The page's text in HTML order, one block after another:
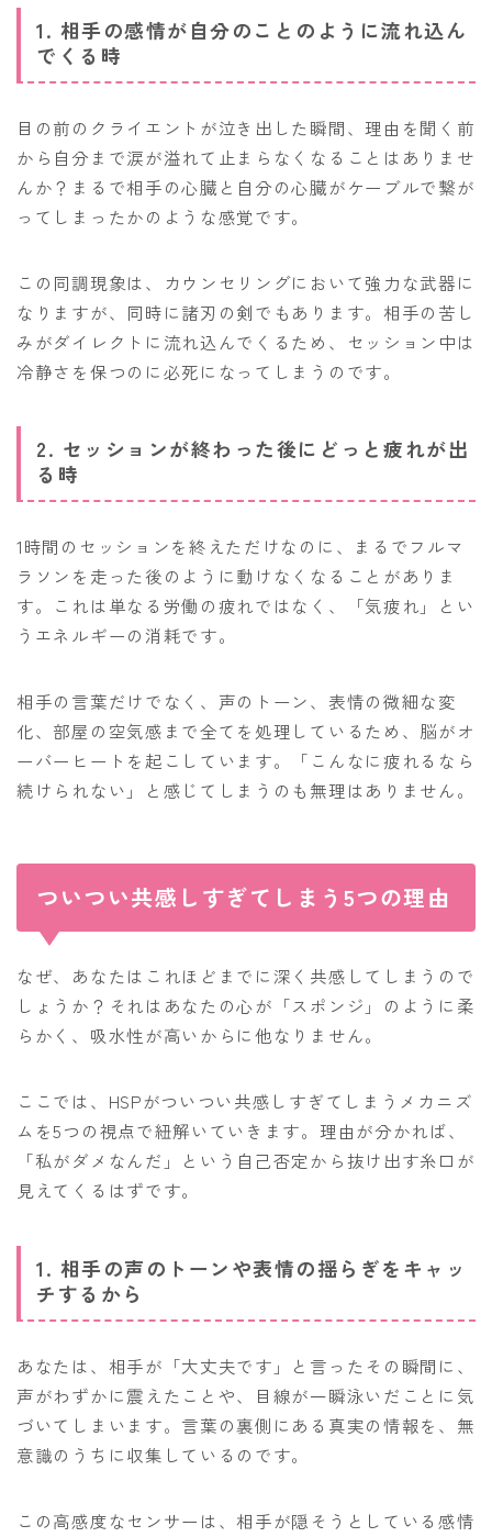
1. 相手の感情が自分のことのように流れ込ん
でくる時
目の前のクライエントが泣き出した瞬間、理由を聞く前
から自分まで涙が溢れて止まらなくなることはありませ
んか？まるで相手の心臓と自分の心臓がケーブルで繋が
ってしまったかのような感覚です。
この同調現象は、カウンセリングにおいて強力な武器に
なりますが、同時に諸刃の剣でもあります。相手の苦し
みがダイレクトに流れ込んでくるため、セッション中は
冷静さを保つのに必死になってしまうのです。
2. セッションが終わった後にどっと疲れが出
る時
1時間のセッションを終えただけなのに、まるでフルマ
ラソンを走った後のように動けなくなることがありま
す。これは単なる労働の疲れではなく、「気疲れ」とい
うエネルギーの消耗です。
相手の言葉だけでなく、声のトーン、表情の微細な変
化、部屋の空気感まで全てを処理しているため、脳がオ
ーバーヒートを起こしています。「こんなに疲れるなら
続けられない」と感じてしまうのも無理はありません。
ついつい共感しすぎてしまう5つの理由
なぜ、あなたはこれほどまでに深く共感してしまうので
しょうか？それはあなたの心が「スポンジ」のように柔
らかく、吸水性が高いからに他なりません。
ここでは、HSPがついつい共感しすぎてしまうメカニズ
ムを5つの視点で紐解いていきます。理由が分かれば、
「私がダメなんだ」という自己否定から抜け出す糸口が
見えてくるはずです。
1. 相手の声のトーンや表情の揺らぎをキャッ
チするから
あなたは、相手が「大丈夫です」と言ったその瞬間に、
声がわずかに震えたことや、目線が一瞬泳いだことに気
づいてしまいます。言葉の裏側にある真実の情報を、無
意識のうちに収集しているのです。
この高感度なセンサーは、相手が隠そうとしている感情